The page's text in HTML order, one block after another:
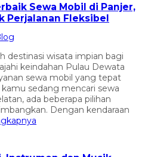
Sewa Mobil di Panjer,
Perjalanan Fleksibel
destinasi wisata impian bagi
keindahan Pulau Dewata
sewa mobil yang tepat
sedang mencari sewa
ada beberapa pilihan
Dengan kendaraan